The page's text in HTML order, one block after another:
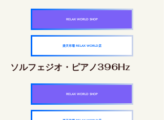
RELAX WORLD SHOP
楽天市場 RELAX WORLD店
ソルフェジオ・ピアノ396Hz
RELAX WORLD SHOP